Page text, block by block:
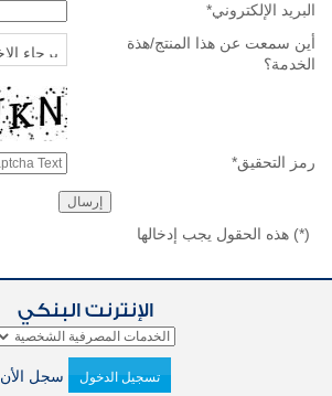
البريد الإلكتروني*
أين سمعت عن هذا المنتج/هذة
الخدمة؟
رمز التحقيق*
(*) هذه الحقول يجب إدخالها
الإنترنت البنكي
تسجيل الدخول سجل الأن